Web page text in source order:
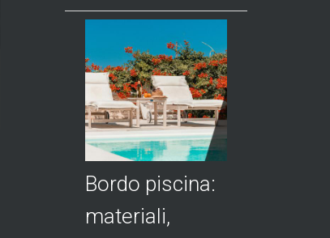
Bordo piscina:
materiali,